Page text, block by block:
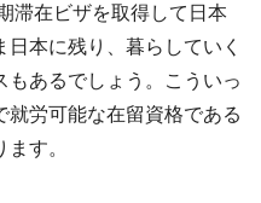
滞在ビザを取得して日本
本に残り、暮らしていく
もあるでしょう。こういっ
就労可能な在留資格である
す。